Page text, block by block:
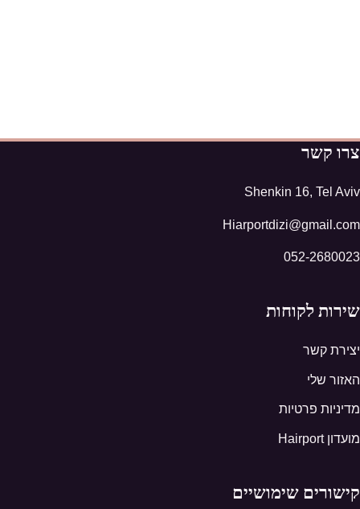
צרו קשר
Shenkin 16, Tel Aviv
Hiarportdizi@gmail.com
052-2680023
שירות לקוחות
יצירת קשר
האזור שלי
מדיניות פרטיות
מועדון Hairport
קישורים שימושיים